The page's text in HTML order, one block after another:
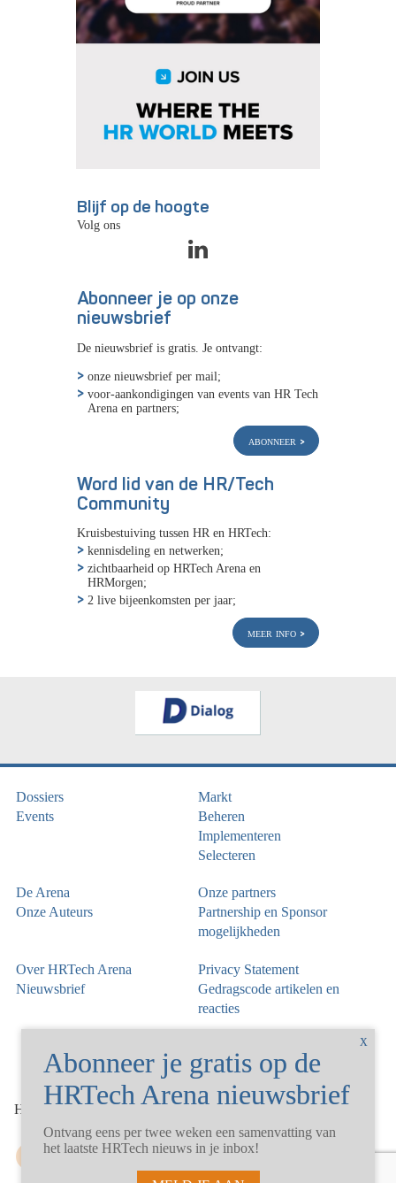
Blijf op de hoogte
Volg ons
Abonneer je op onze
nieuwsbrief
De nieuwsbrief is gratis. Je ontvangt:
onze nieuwsbrief per mail;
voor-aankondigingen van events van HR Tech
Arena en partners;
abonneer
Word lid van de HR/Tech
Community
Kruisbestuiving tussen HR en HRTech:
kennisdeling en netwerken;
zichtbaarheid op HRTech Arena en
HRMorgen;
2 live bijeenkomsten per jaar;
meer info
Dossiers
Events
Markt
Beheren
Implementeren
Selecteren
De Arena
Onze Auteurs
Onze partners
Partnership en Sponsor
mogelijkheden
Over HRTech Arena
Nieuwsbrief
Privacy Statement
Gedragscode artikelen en
reacties
HRTechArena 2026©
Ontvang eens per twee weken een samenvatting van
het laatste HRTech nieuws in je inbox!